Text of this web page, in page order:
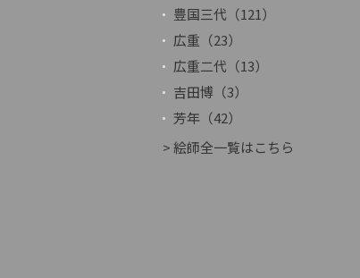
豊国三代（121）
広重（23）
広重二代（13）
吉田博（3）
芳年（42）
> 絵師全一覧はこちら